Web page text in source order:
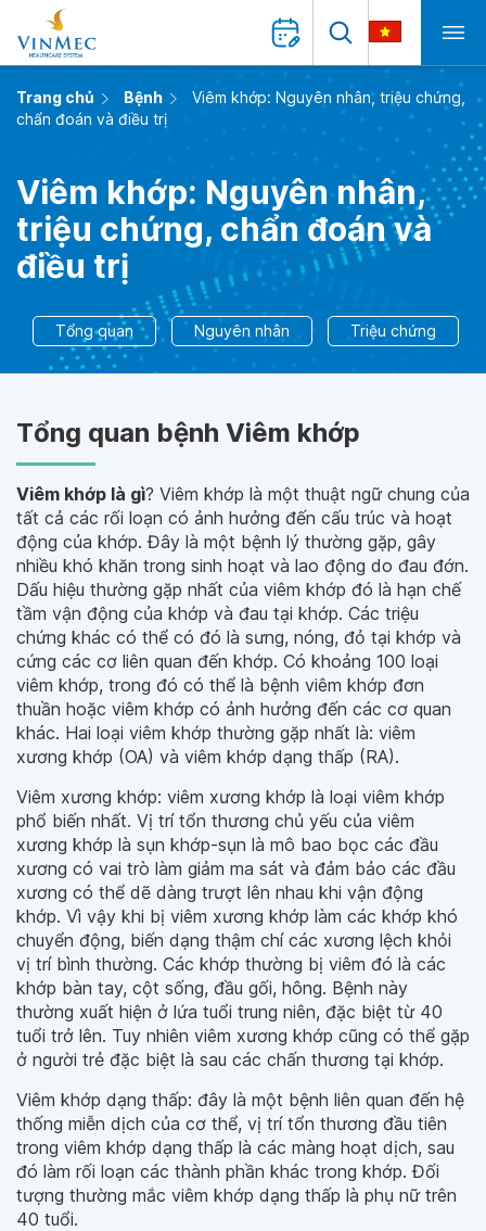
Trang chủ Bệnh
Viêm khớp: Nguyên nhân, triệu chứng,
chẩn đoán và điều trị
Viêm khớp: Nguyên nhân,
triệu chứng, chẩn đoán và
điều trị
Tổng quan Nguyên nhân Triệu chứng
Tổng quan bệnh Viêm khớp
Viêm khớp là gì? Viêm khớp là một thuật ngữ chung của
tất cả các rối loạn có ảnh hưởng đến cấu trúc và hoạt
động của khớp. Đây là một bệnh lý thường gặp, gây
nhiều khó khăn trong sinh hoạt và lao động do đau đớn.
Dấu hiệu thường gặp nhất của viêm khớp đó là hạn chế
tầm vận động của khớp và đau tại khớp. Các triệu
chứng khác có thể có đó là sưng, nóng, đỏ tại khớp và
cứng các cơ liên quan đến khớp. Có khoảng 100 loại
viêm khớp, trong đó có thể là bệnh viêm khớp đơn
thuần hoặc viêm khớp có ảnh hưởng đến các cơ quan
khác. Hai loại viêm khớp thường gặp nhất là: viêm
xương khớp (OA) và viêm khớp dạng thấp (RA).
Viêm xương khớp: viêm xương khớp là loại viêm khớp
phổ biến nhất. Vị trí tổn thương chủ yếu của viêm
xương khớp là sụn khớp-sụn là mô bao bọc các đầu
xương có vai trò làm giảm ma sát và đảm bảo các đầu
xương có thể dẽ dàng trượt lên nhau khi vận động
khớp. Vì vậy khi bị viêm xương khớp làm các khớp khó
chuyển động, biến dạng thậm chí các xương lệch khỏi
vị trí bình thường. Các khớp thường bị viêm đó là các
khớp bàn tay, cột sống, đầu gối, hông. Bệnh này
thường xuất hiện ở lứa tuổi trung niên, đặc biệt từ 40
tuổi trở lên. Tuy nhiên viêm xương khớp cũng có thể gặp
ở người trẻ đặc biệt là sau các chấn thương tại khớp.
Viêm khớp dạng thấp: đây là một bệnh liên quan đến hệ
thống miễn dịch của cơ thể, vị trí tổn thương đầu tiên
trong viêm khớp dạng thấp là các màng hoạt dịch, sau
đó làm rối loạn các thành phần khác trong khớp. Đối
tượng thường mắc viêm khớp dạng thấp là phụ nữ trên
40 tuổi.